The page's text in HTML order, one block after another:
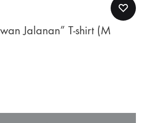
Jalanan” T-shirt (M